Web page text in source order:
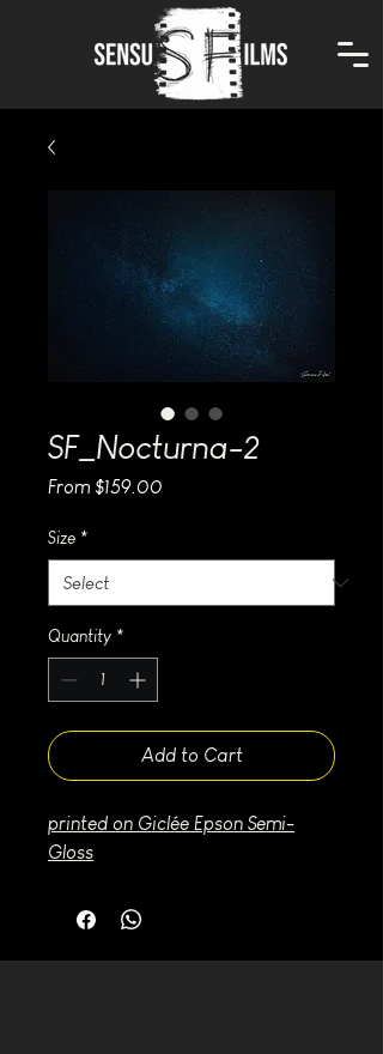
SF_Nocturna-2
From $159.00
Size *
Quantity *
Add to Cart
printed on Giclée Epson Semi-
Gloss